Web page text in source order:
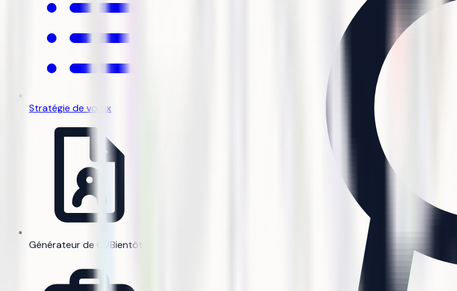
Stratégie de vœux
Générateur de CVBientôt